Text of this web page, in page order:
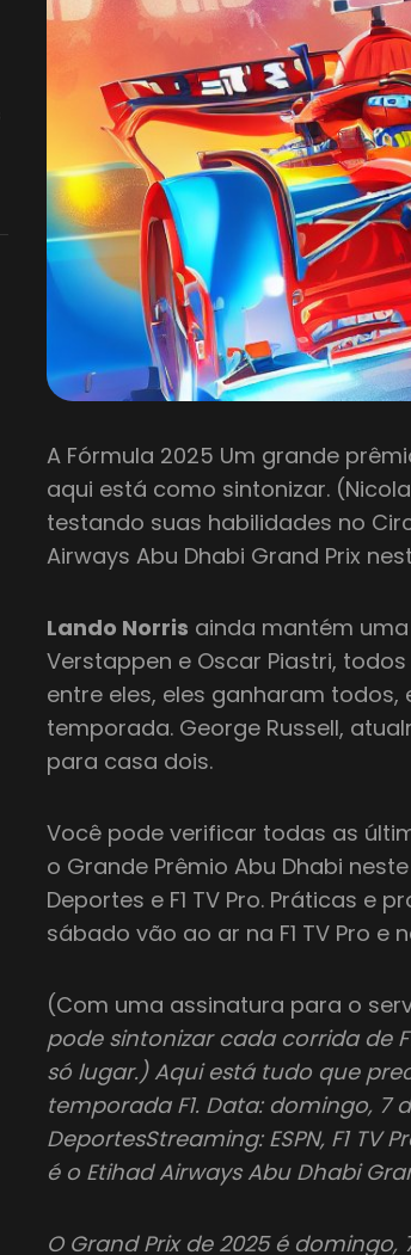
A Fórmula 2025 Um grande
aqui está como sintonizar.
testando suas habilidades no
Airways Abu Dhabi Grand Prix
Lando Norris ainda mantém
Verstappen e Oscar Piastri,
entre eles, eles ganharam
temporada. George Russell,
para casa dois.
Você pode verificar todas as
o Grande Prêmio Abu Dhabi
Deportes e F1 TV Pro. Práticas e
sábado vão ao ar na F1 TV Pro e
(Com uma assinatura para o
pode sintonizar cada corrida de
só lugar.) Aqui está tudo que
temporada F1. Data: domingo, 7
DeportesStreaming: ESPN, F1 TV
é o Etihad Airways Abu Dhabi
O Grand Prix de 2025 é domingo,